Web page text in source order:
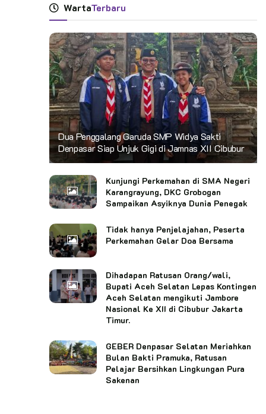
WartaTerbaru
Dua Penggalang Garuda SMP Widya Sakti
Denpasar Siap Unjuk Gigi di Jamnas XII Cibubur
Kunjungi Perkemahan di SMA Negeri
Karangrayung, DKC Grobogan
Sampaikan Asyiknya Dunia Penegak
Tidak hanya Penjelajahan, Peserta
Perkemahan Gelar Doa Bersama
Dihadapan Ratusan Orang/wali,
Bupati Aceh Selatan Lepas Kontingen
Aceh Selatan mengikuti Jambore
Nasional Ke XII di Cibubur Jakarta
Timur.
GEBER Denpasar Selatan Meriahkan
Bulan Bakti Pramuka, Ratusan
Pelajar Bersihkan Lingkungan Pura
Sakenan